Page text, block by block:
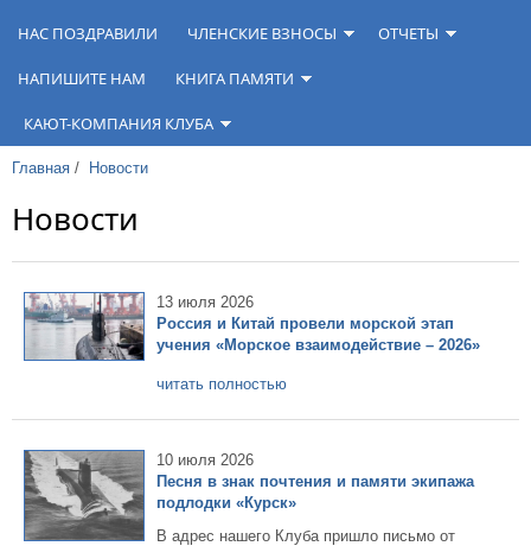
НАС ПОЗДРАВИЛИ ЧЛЕНСКИЕ ВЗНОСЫ ОТЧЕТЫ
НАПИШИТЕ НАМ КНИГА ПАМЯТИ
КАЮТ-КОМПАНИЯ КЛУБА
Главная / Новости
Новости
13 июля 2026
Россия и Китай провели морской этап
учения «Морское взаимодействие – 2026»
читать полностью
10 июля 2026
Песня в знак почтения и памяти экипажа
подлодки «Курск»
В адрес нашего Клуба пришло письмо от